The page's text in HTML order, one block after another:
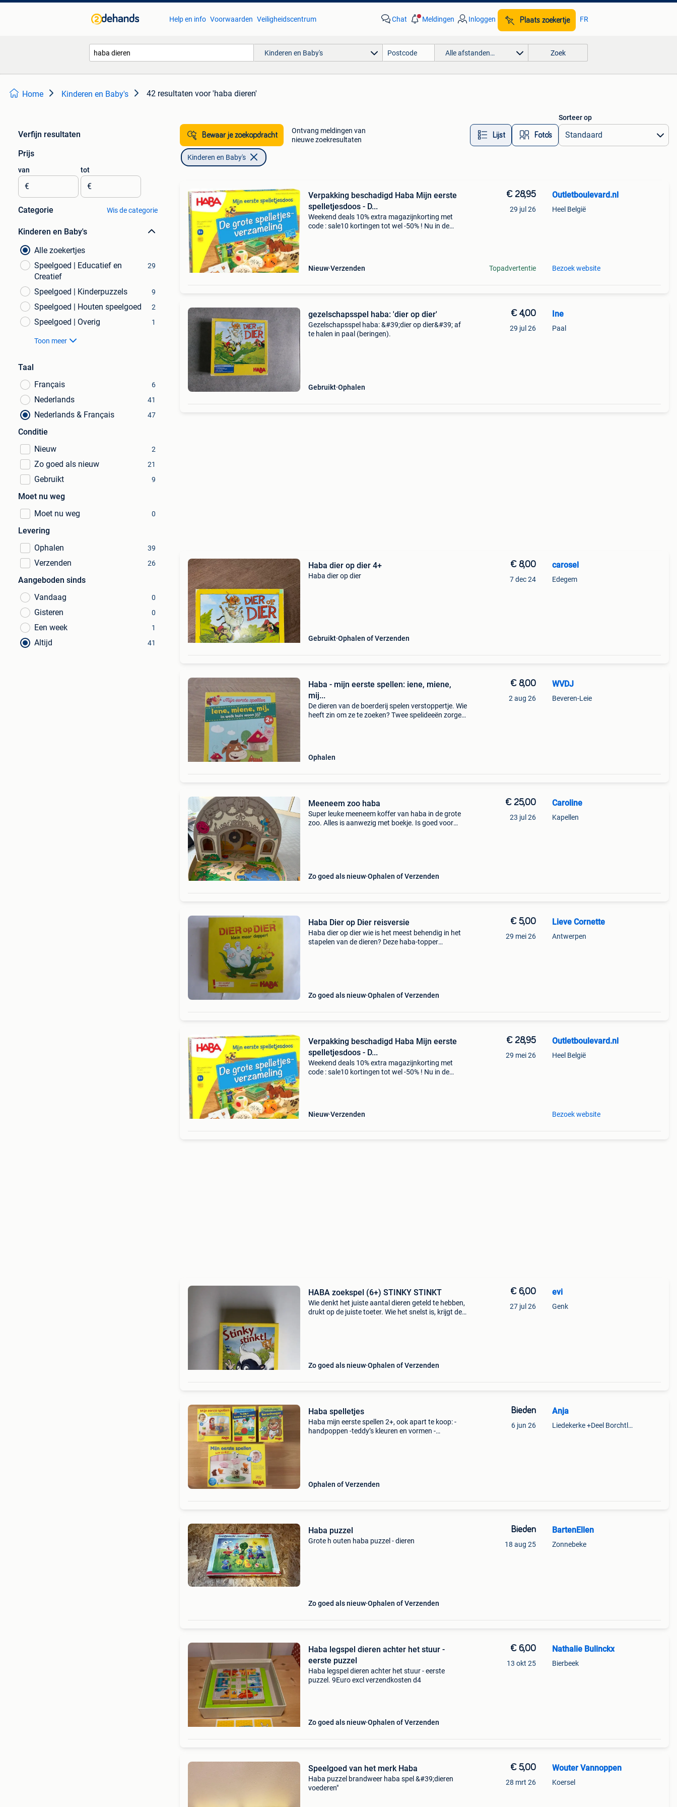
Help en info Voorwaarden Veiligheidscentrum Chat Meldingen Inloggen Plaats zoekertje FR
Kinderen en Baby's Alle afstanden… Zoek
Home Kinderen en Baby's 42 resultaten voor 'haba dieren'
Verfijn resultaten
Prijs
van
€
tot
€
Categorie Wis de categorie
Kinderen en Baby's
Alle zoekertjes
Speelgoed | Educatief en
Creatief
29
Speelgoed | Kinderpuzzels 9
Speelgoed | Houten speelgoed 2
Speelgoed | Overig 1
Toon meer
Taal
Français
6
Nederlands 41
Nederlands & Français 47
Conditie
Nieuw
2
Zo goed als nieuw 21
Gebruikt 9
Moet nu weg
Moet nu weg
0
Levering
Ophalen
39
Verzenden 26
Aangeboden sinds
Vandaag
0
Gisteren 0
Een week 1
Altijd 41
Bewaar je zoekopdracht
Ontvang meldingen van
nieuwe zoekresultaten
Lijst Foto’s
Sorteer op
Kinderen en Baby's
Verpakking beschadigd Haba Mijn eerste
spelletjesdoos - D...
Weekend deals 10% extra magazijnkorting met
code : sale10 kortingen tot wel -50% ! Nu in de
Nieuw Verzenden
€ 28,95
29 jul 26
Topadvertentie
Outletboulevard.nl
Heel België
Bezoek website
gezelschapsspel haba: 'dier op dier'
Gezelschapsspel haba: &#39;dier op dier&#39; af
te halen in paal (beringen).
Gebruikt Ophalen
€ 4,00
29 jul 26
Ine
Paal
Haba dier op dier 4+
Haba dier op dier
Gebruikt Ophalen of Verzenden
€ 8,00
7 dec 24
carosel
Edegem
Haba - mijn eerste spellen: iene, miene,
mij...
De dieren van de boerderij spelen verstoppertje. Wie
heeft zin om ze te zoeken? Twee spelideeën zorgen
Ophalen
€ 8,00
2 aug 26
WVDJ
Beveren-Leie
Meeneem zoo haba
Super leuke meeneem koffer van haba in de grote
zoo. Alles is aanwezig met boekje. Is goed voor
Zo goed als nieuw Ophalen of Verzenden
€ 25,00
23 jul 26
Caroline
Kapellen
Haba Dier op Dier reisversie
Haba dier op dier wie is het meest behendig in het
stapelen van de dieren? Deze haba-topper
Zo goed als nieuw Ophalen of Verzenden
€ 5,00
29 mei 26
Lieve Cornette
Antwerpen
Verpakking beschadigd Haba Mijn eerste
spelletjesdoos - D...
Weekend deals 10% extra magazijnkorting met
code : sale10 kortingen tot wel -50% ! Nu in de
Nieuw Verzenden
€ 28,95
29 mei 26
Outletboulevard.nl
Heel België
Bezoek website
HABA zoekspel (6+) STINKY STINKT
Wie denkt het juiste aantal dieren geteld te hebben,
drukt op de juiste toeter. Wie het snelst is, krijgt de
Zo goed als nieuw Ophalen of Verzenden
€ 6,00
27 jul 26
evi
Genk
Haba spelletjes
Haba mijn eerste spellen 2+, ook apart te koop: -
handpoppen -teddy’s kleuren en vormen -
Ophalen of Verzenden
Bieden
6 jun 26
Anja
Liedekerke +Deel Borchtlombeek
Haba puzzel
Grote h outen haba puzzel - dieren
Zo goed als nieuw Ophalen of Verzenden
Bieden
18 aug 25
BartenEllen
Zonnebeke
Haba legspel dieren achter het stuur -
eerste puzzel
Haba legspel dieren achter het stuur - eerste
puzzel. 9Euro excl verzendkosten d4
Zo goed als nieuw Ophalen of Verzenden
€ 6,00
13 okt 25
Nathalie Bulinckx
Bierbeek
Speelgoed van het merk Haba
Haba puzzel brandweer haba spel &#39;dieren
voederen"
€ 5,00
28 mrt 26
Wouter Vannoppen
Koersel